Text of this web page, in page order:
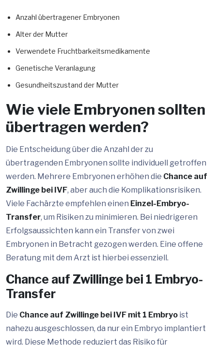
Anzahl übertragener Embryonen
Alter der Mutter
Verwendete Fruchtbarkeitsmedikamente
Genetische Veranlagung
Gesundheitszustand der Mutter
Wie viele Embryonen sollten
übertragen werden?
Die Entscheidung über die Anzahl der zu
übertragenden Embryonen sollte individuell getroffen
werden. Mehrere Embryonen erhöhen die Chance auf
Zwillinge bei IVF, aber auch die Komplikationsrisiken.
Viele Fachärzte empfehlen einen Einzel-Embryo-
Transfer, um Risiken zu minimieren. Bei niedrigeren
Erfolgsaussichten kann ein Transfer von zwei
Embryonen in Betracht gezogen werden. Eine offene
Beratung mit dem Arzt ist hierbei essenziell.
Chance auf Zwillinge bei 1 Embryo-
Transfer
Die Chance auf Zwillinge bei IVF mit 1 Embryo ist
nahezu ausgeschlossen, da nur ein Embryo implantiert
wird. Diese Methode reduziert das Risiko für